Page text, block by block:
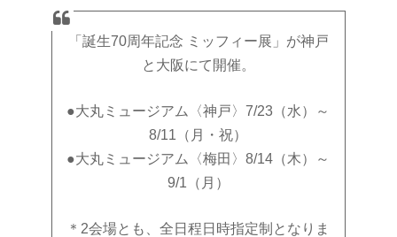
「誕生70周年記念 ミッフィー展」が神戸
と大阪にて開催。
●大丸ミュージアム〈神戸〉7/23（水）～
8/11（月・祝）
●大丸ミュージアム〈梅田〉8/14（木）～
9/1（月）
＊2会場とも、全日程日時指定制となりま